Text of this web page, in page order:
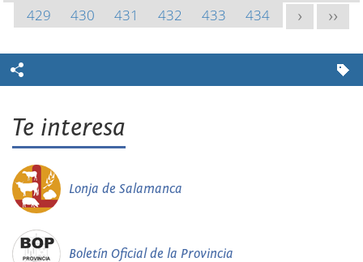
429
430 431 432 433 434 > >>
Te interesa
Lonja de Salamanca
Boletín Oficial de la Provincia